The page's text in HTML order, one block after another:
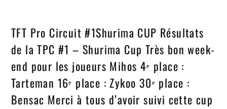
TFT Pro Circuit #1Shurima CUP Résultats
de la TPC #1 – Shurima Cup Très bon week-
end pour les joueurs Mihos 4ᵉ place :
Tarteman 16ᵉ place : Zykoo 30ᵉ place :
Bensac Merci à tous d’avoir suivi cette cup